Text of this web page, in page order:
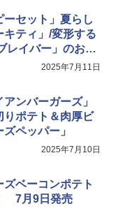
セット」夏らし
ティ」/変形する
レイバー」のおも
2025年7月11日
ンバーガーズ」
ポテト＆肉厚ビ
ペッパー」
2025年7月10日
ベーコンポテト
7月9日発売